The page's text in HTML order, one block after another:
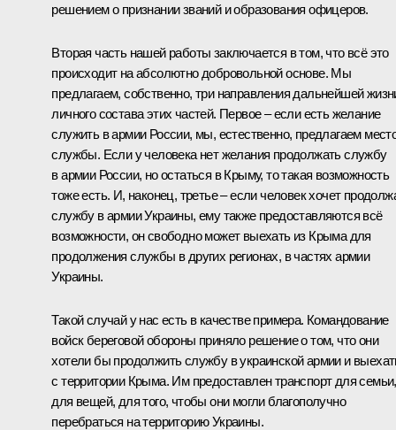
решениемо признании званий и образования офицеров.
Вторая часть нашей работы заключается в том, что всё это
происходит на абсолютно добровольной основе. Мы
предлагаем, собственно, три направления дальнейшей
личного состава этих частей. Первое – если есть желание
служить в армии России, мы, естественно, предлагаем
службы. Если у человека нет желания продолжать службу
в армии России, но остаться в Крыму, то такая возможность
тоже есть. И, наконец, третье – если человек хочет
службу в армии Украины, ему также предоставляются всё
возможности, он свободно может выехать из Крыма для
продолжения службы в других регионах, в частях армии
Украины.
Такой случай у нас есть в качестве примера. Командование
войск береговой обороны приняло решение о том, что они
хотели бы продолжить службу в украинской армии и
с территории Крыма. Им предоставлен транспорт для семьи,
для вещей, для того, чтобы они могли благополучно
перебраться на территорию Украины.